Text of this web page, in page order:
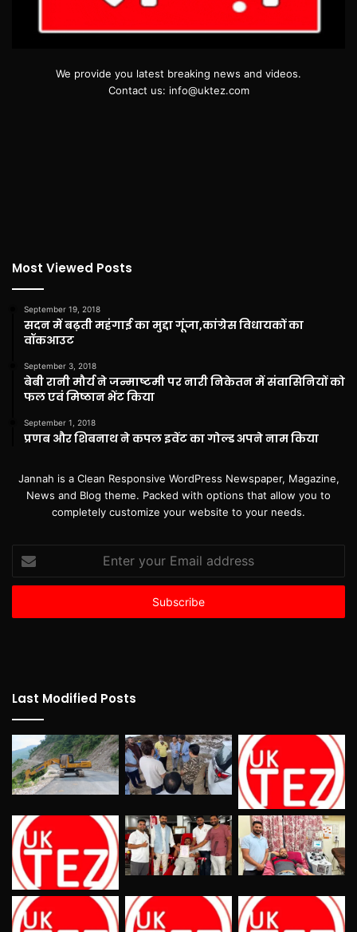
We provide you latest breaking news and videos.
Contact us: info@uktez.com
Most Viewed Posts
September 19, 2018
सदन में बढ़ती महंगाई का मुद्दा गूंजा,कांग्रेस विधायकों का
वॉकआउट
September 3, 2018
बेबी रानी मौर्य ने जन्माष्टमी पर नारी निकेतन में संवासिनियों को
फल एवं मिष्ठान भेंट किया
September 1, 2018
प्रणब और शिबनाथ ने कपल इवेंट का गोल्ड अपने नाम किया
Jannah is a Clean Responsive WordPress Newspaper, Magazine,
News and Blog theme. Packed with options that allow you to
completely customize your website to your needs.
your
Email
Last Modified Posts